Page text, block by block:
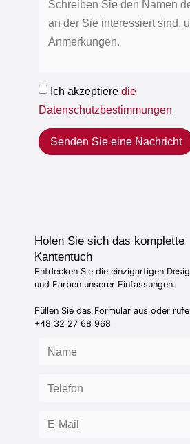
Ich akzeptieredie
Datenschutzbestimmungen
Senden Sie eine Nachricht
Holen Sie sich das komplette
Kantentuch
Entdecken Sie die einzigartigen
und Farben unserer Einfassungen.
Füllen Sie das Formular aus oder
+48 32 27 68 968